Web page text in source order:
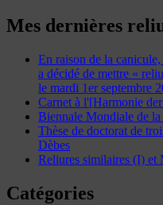
Mes dernières
En raison de la
a décidé de mettre «
le mardi 1er septembre
Carnet à l'[Harmonie
Biennale Mondiale de
Thèse de doctorat de
Dèbes
Reliures similaires (I) et
Catégories